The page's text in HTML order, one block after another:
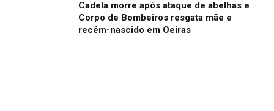
Cadela morre após ataque de abelhas e
Corpo de Bombeiros resgata mãe e
recém-nascido em Oeiras